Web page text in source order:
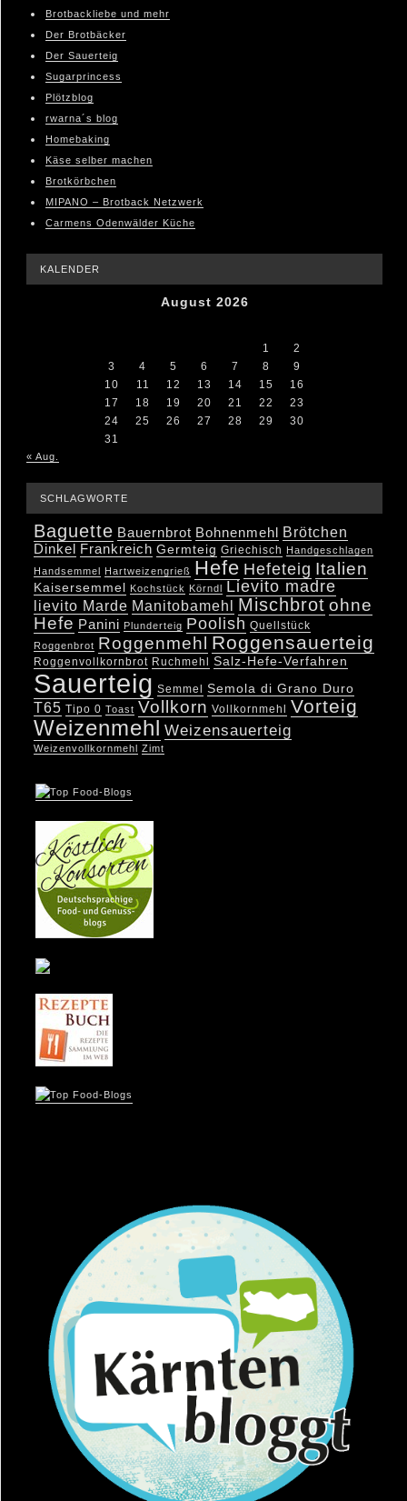
Brotbackliebe und mehr
Der Brotbäcker
Der Sauerteig
Sugarprincess
Plötzblog
rwarna´s blog
Homebaking
Käse selber machen
Brotkörbchen
MIPANO – Brotback Netzwerk
Carmens Odenwälder Küche
KALENDER
August 2026
1
2
3
4 5 6 7 8
9
10
11 12 13 14 15
16
17
18 19 20 21 22
23
24
25 26 27 28 29
30
31
« Aug.
SCHLAGWORTE
Baguette Bauernbrot Bohnenmehl Brötchen
Dinkel Frankreich Germteig Griechisch
Handgeschlagen
Handsemmel
Hartweizengrieß Hefe Hefeteig Italien
Kaisersemmel Kochstück Körndl Lievito madre
lievito Marde Manitobamehl Mischbrot ohne
Hefe Panini Plunderteig Poolish Quellstück
Roggenbrot Roggenmehl Roggensauerteig
Roggenvollkornbrot Ruchmehl Salz-Hefe-Verfahren
Sauerteig Semmel Semola di Grano Duro
T65 Tipo 0 Toast Vollkorn Vollkornmehl Vorteig
Weizenmehl Weizensauerteig
Weizenvollkornmehl Zimt